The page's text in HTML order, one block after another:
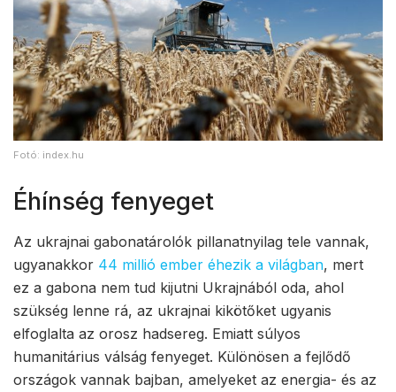
Fotó: index.hu
Éhínség fenyeget
Az ukrajnai gabonatárolók pillanatnyilag tele vannak,
ugyanakkor 44 millió ember éhezik a világban, mert
ez a gabona nem tud kijutni Ukrajnából oda, ahol
szükség lenne rá, az ukrajnai kikötőket ugyanis
elfoglalta az orosz hadsereg. Emiatt súlyos
humanitárius válság fenyeget. Különösen a fejlődő
országok vannak bajban, amelyeket az energia- és az